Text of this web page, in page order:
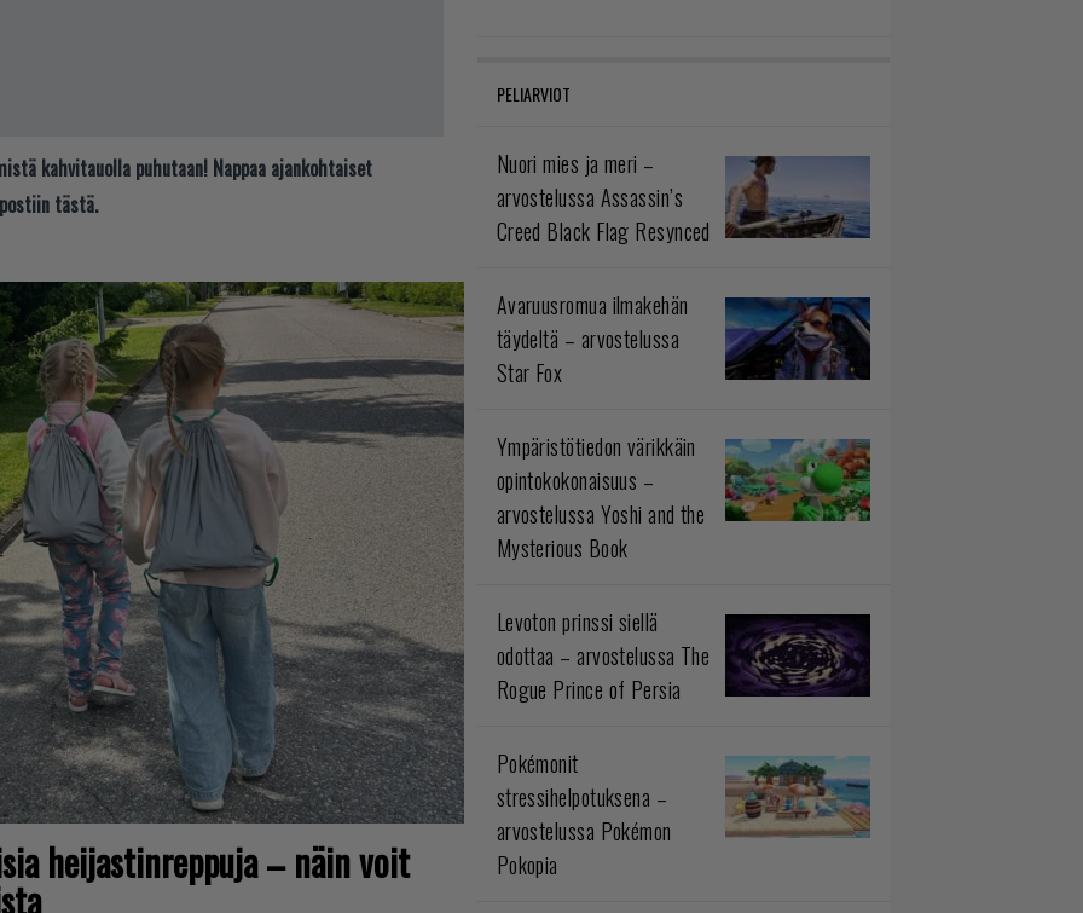
kahvitauolla puhutaan! Nappaa ajankohtaiset
tästä.
heijastinreppuja – näin voit
PELIARVIOT
Nuori mies ja meri –
arvostelussa Assassin’s
Creed Black Flag Resynced
Avaruusromua ilmakehän
täydeltä – arvostelussa
Star Fox
Ympäristötiedon värikkäin
opintokokonaisuus –
arvostelussa Yoshi and the
Mysterious Book
Levoton prinssi siellä
odottaa – arvostelussa The
Rogue Prince of Persia
Pokémonit
stressihelpotuksena –
arvostelussa Pokémon
Pokopia